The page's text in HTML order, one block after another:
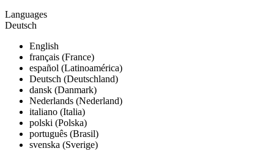
Languages
Deutsch
English
français (France)
español (Latinoamérica)
Deutsch (Deutschland)
dansk (Danmark)
Nederlands (Nederland)
italiano (Italia)
polski (Polska)
português (Brasil)
svenska (Sverige)